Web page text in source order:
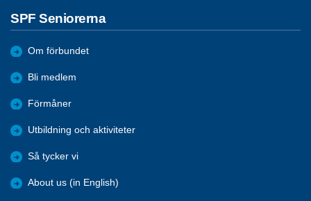
SPF Seniorerna
Om förbundet
Bli medlem
Förmåner
Utbildning och aktiviteter
Så tycker vi
About us (in English)